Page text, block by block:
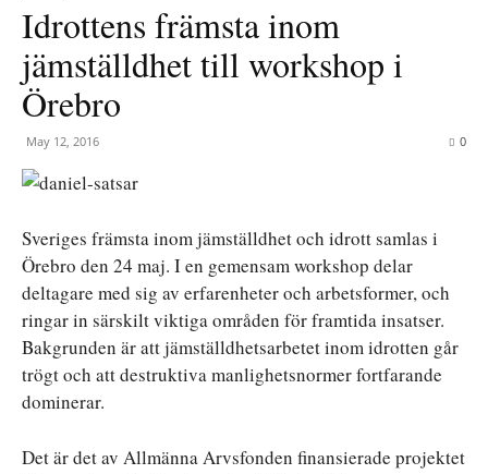
Idrottens främsta inom
jämställdhet till workshop i
Örebro
May 12, 2016 0
Sveriges främsta inom jämställdhet och idrott samlas i
Örebro den 24 maj. I en gemensam workshop delar
deltagare med sig av erfarenheter och arbetsformer, och
ringar in särskilt viktiga områden för framtida insatser.
Bakgrunden är att jämställdhetsarbetet inom idrotten går
trögt och att destruktiva manlighetsnormer fortfarande
dominerar.
Det är det av Allmänna Arvsfonden finansierade projektet